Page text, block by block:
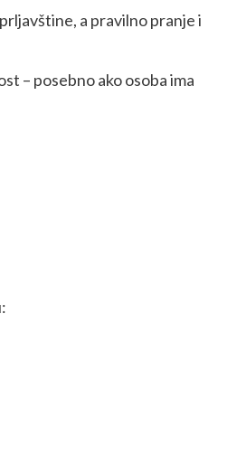
a pravilno pranje i
– posebno ako osoba ima